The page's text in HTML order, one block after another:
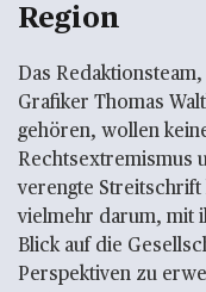
Region
Das
Grafiker Thomas
gehören, wollen
Rechtsextremismus
verengte Streitschrift
vielmehr darum, mit
Blick auf die
Perspektiven zu